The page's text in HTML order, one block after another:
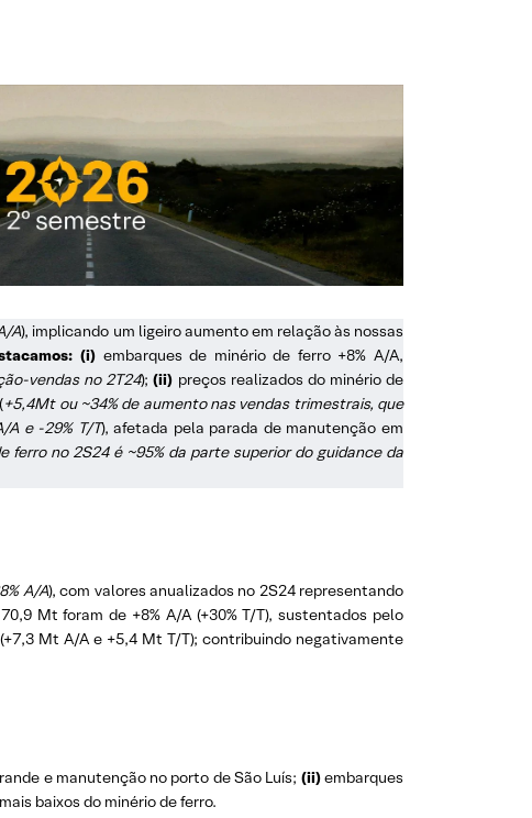
A), implicando um ligeiro aumento em relação às nossas
(i) embarques de minério de ferro +8% A/A,
vendas no 2T24);(ii) preços realizados do minério de
+5,4Mt ou ~34% de aumento nas vendas trimestrais, que
A e -29% T/T), afetada pela parada de manutenção em
ferro no 2S24 é ~95% da parte superior do guidance da
A/A), com valores anualizados no 2S24 representando
Mt foram de +8% A/A (+30% T/T), sustentados pelo
Mt A/A e +5,4 Mt T/T); contribuindo negativamente
e manutenção no porto de São Luís; (ii)embarques
baixos do minério de ferro.